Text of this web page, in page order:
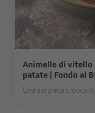
Animelle di vitello
patate | Fondo al
Una sorpresa